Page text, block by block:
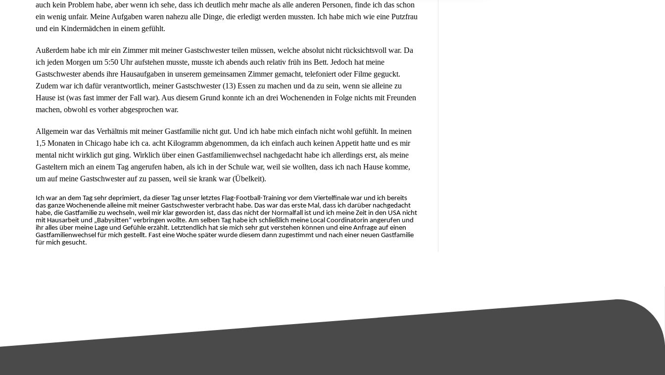
auch kein Problem habe, aber wenn ich sehe, dass ich deutlich mehr mache als alle anderen Personen, finde ich das schon
ein wenig unfair. Meine Aufgaben waren nahezu alle Dinge, die erledigt werden mussten. Ich habe mich wie eine Putzfrau
und ein Kindermädchen in einem gefühlt.
Außerdem habe ich mir ein Zimmer mit meiner Gastschwester teilen müssen, welche absolut nicht rücksichtsvoll war. Da
ich jeden Morgen um 5:50 Uhr aufstehen musste, musste ich abends auch relativ früh ins Bett. Jedoch hat meine
Gastschwester abends ihre Hausaufgaben in unserem gemeinsamen Zimmer gemacht, telefoniert oder Filme geguckt.
Zudem war ich dafür verantwortlich, meiner Gastschwester (13) Essen zu machen und da zu sein, wenn sie alleine zu
Hause ist (was fast immer der Fall war). Aus diesem Grund konnte ich an drei Wochenenden in Folge nichts mit Freunden
machen, obwohl es vorher abgesprochen war.
Allgemein war das Verhältnis mit meiner Gastfamilie nicht gut. Und ich habe mich einfach nicht wohl gefühlt. In meinen
1,5 Monaten in Chicago habe ich ca. acht Kilogramm abgenommen, da ich einfach auch keinen Appetit hatte und es mir
mental nicht wirklich gut ging. Wirklich über einen Gastfamilienwechsel nachgedacht habe ich allerdings erst, als meine
Gasteltern mich an einem Tag angerufen haben, als ich in der Schule war, weil sie wollten, dass ich nach Hause komme,
um auf meine Gastschwester auf zu passen, weil sie krank war (Übelkeit).
Ich war an dem Tag sehr deprimiert, da dieser Tag unser letztes Flag-Football-Training vor dem Viertelfinale war und ich bereits
das ganze Wochenende alleine mit meiner Gastschwester verbracht habe. Das war das erste Mal, dass ich darüber nachgedacht
habe, die Gastfamilie zu wechseln, weil mir klar geworden ist, dass das nicht der Normalfall ist und ich meine Zeit in den USA nicht
mit Hausarbeit und „Babysitten“ verbringen wollte. Am selben Tag habe ich schließlich meine Local Coordinatorin angerufen und
ihr alles über meine Lage und Gefühle erzählt. Letztendlich hat sie mich sehr gut verstehen können und eine Anfrage auf einen
Gastfamilienwechsel für mich gestellt. Fast eine Woche später wurde diesem dann zugestimmt und nach einer neuen Gastfamilie
für mich gesucht.